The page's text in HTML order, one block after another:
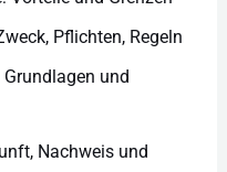
Pflichten, Regeln
und
Nachweis und